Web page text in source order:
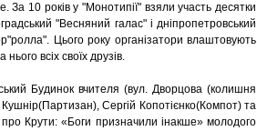
10 років у "Монотипії" взяли участь десятки
"Весняний галас" і дніпропетровський
Цього року організатори влаштовують
всіх своїх друзів.
Будинок вчителя (вул. Дворцова (колишня
Сергій Копотієнко(Компот) та
Крути: «Боги призначили інакше» молодого